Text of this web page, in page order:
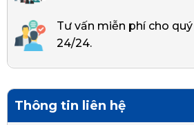
Tư vấn miễn phí cho
24/24.
Thông tin liên hệ